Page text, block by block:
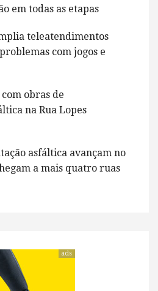
em todas as etapas
teleatendimentos
com jogos e
obras de
na Rua Lopes
asfáltica avançam no
a mais quatro ruas
ads